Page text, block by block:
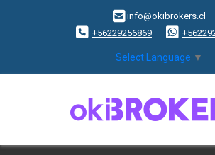
info@okibrokers.cl
+56229256869
Select Language ▼